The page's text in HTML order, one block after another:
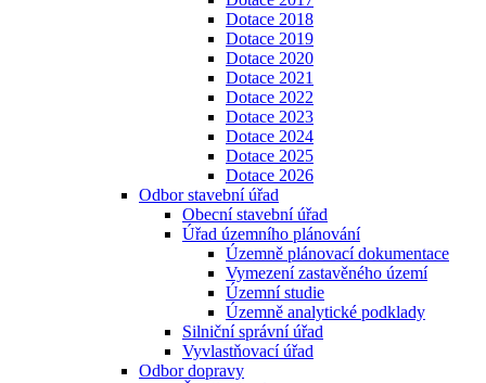
Dotace 2018
Dotace 2019
Dotace 2020
Dotace 2021
Dotace 2022
Dotace 2023
Dotace 2024
Dotace 2025
Dotace 2026
Odbor stavební úřad
Obecní stavební úřad
Úřad územního plánování
Územně plánovací dokumentace
Vymezení zastavěného území
Územní studie
Územně analytické podklady
Silniční správní úřad
Vyvlastňovací úřad
Odbor dopravy